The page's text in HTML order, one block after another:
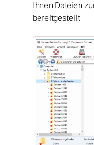
Ihnen Dateien
bereitgestellt.